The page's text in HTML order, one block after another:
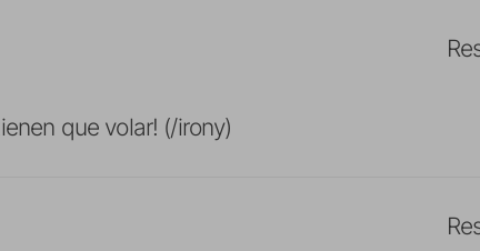
que volar! (/irony)